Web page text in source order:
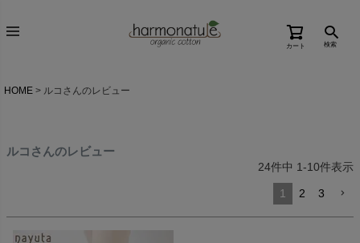
カート 検索
HOME ルコさんのレビュー
ルコさんのレビュー
24件中 1-10件表示
1 2 3